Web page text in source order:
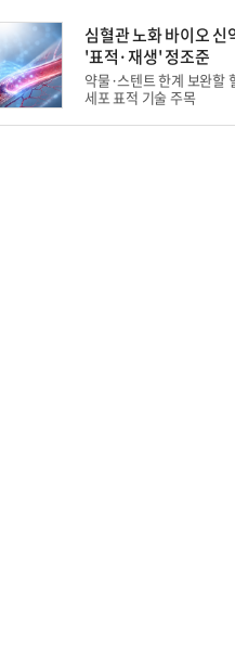
심혈관 노화 바이오 신
'표적·재생' 정조준
약물·스텐트 한계 보완할
세포 표적 기술 주목